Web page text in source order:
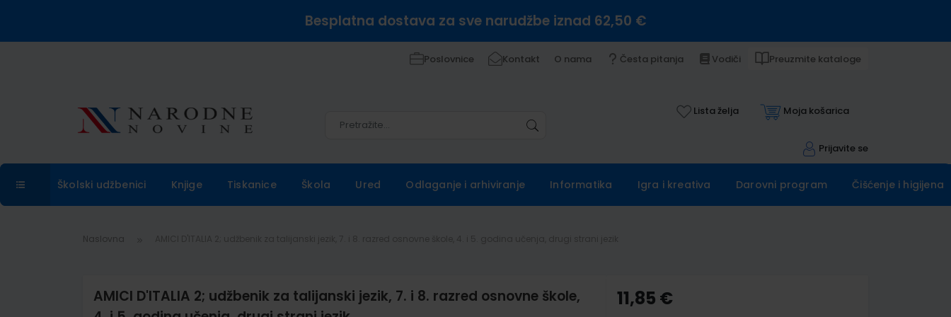
Besplatna dostava za sve narudžbe iznad 62,50 €
Poslovnice Kontakt O nama Česta pitanja Vodiči Preuzmite kataloge
Lista želja Moja košarica
Prijavite se
Školski udžbenici Knjige Tiskanice Škola Ured Odlaganje i arhiviranje Informatika Igra i kreativa Darovni program Čišćenje i higijena
Naslovna
AMICI D'ITALIA 2; udžbenik za talijanski jezik, 7. i 8. razred osnovne škole,
11,85 €